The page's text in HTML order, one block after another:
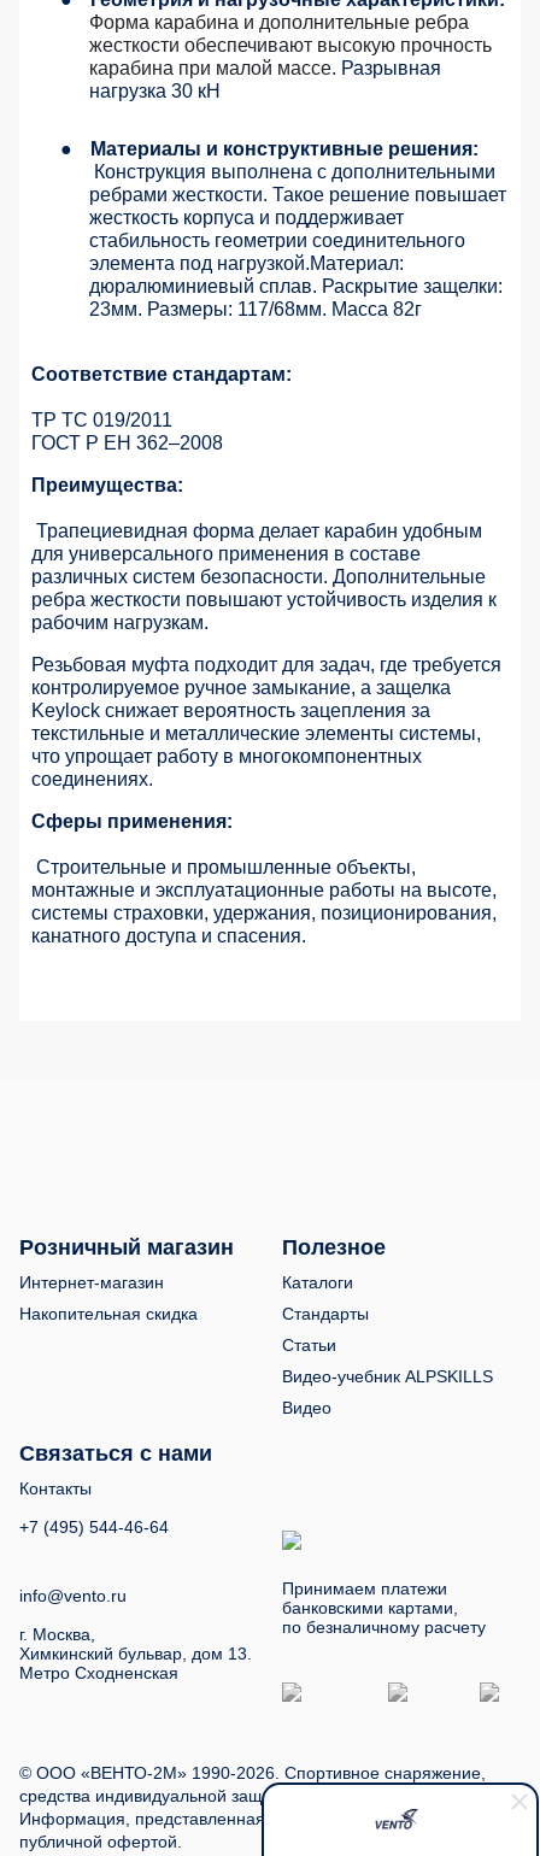
Форма карабина и дополнительные ребра
жесткости обеспечивают высокую прочность
карабина при малой массе. Разрывная
нагрузка 30 кН
●
Материалы и конструктивные решения:
Конструкция выполнена с дополнительными
ребрами жесткости. Такое решение повышает
жесткость корпуса и поддерживает
стабильность геометрии соединительного
элемента под нагрузкой.Материал:
дюралюминиевый сплав. Раскрытие защелки:
23мм. Размеры: 117/68мм. Масса 82г
Соответствие стандартам:
ТР ТС 019/2011
ГОСТ Р ЕН 362–2008
Преимущества:
Трапециевидная форма делает карабин удобным
для универсального применения в составе
различных систем безопасности. Дополнительные
ребра жесткости повышают устойчивость изделия к
рабочим нагрузкам.
Резьбовая муфта подходит для задач, где требуется
контролируемое ручное замыкание, а защелка
Keylock снижает вероятность зацепления за
текстильные и металлические элементы системы,
что упрощает работу в многокомпонентных
соединениях.
Сферы применения:
Строительные и промышленные объекты,
монтажные и эксплуатационные работы на высоте,
системы страховки, удержания, позиционирования,
канатного доступа и спасения.
Розничный магазин
Интернет-магазин
Накопительная скидка
Полезное
Каталоги
Стандарты
Статьи
Видео-учебник ALPSKILLS
Видео
Связаться с нами
Контакты
+7 (495) 544-46-64
info@vento.ru
г. Москва,
Химкинский бульвар, дом 13.
Метро Сходненская
Принимаем платежи
банковскими картами,
по безналичному расчету
© ООО «ВЕНТО-2М» 1990-2026. Спортивное снаряжение,
средства индивидуальной защиты, туристское снаряжение.
Информация, представленная на сайте, не является
публичной офертой.